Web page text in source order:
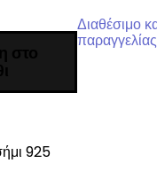
Διαθέσιμο
παραγγελίας
925